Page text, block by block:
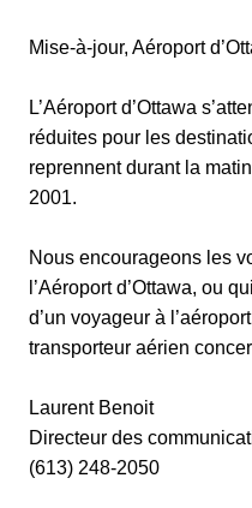
Mise-à-jour, Aéroport
L’Aéroport d’Ottawa
réduites pour les
reprennent durant la
2001.
Nous encourageons les
l’Aéroport d’Ottawa, ou
d’un voyageur à
transporteur aérien
Laurent Benoit
Directeur des
(613) 248-2050